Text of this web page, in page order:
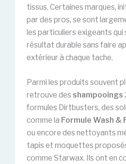
tissus. Certaines marques,
par des pros, se sont
les particuliers exigeants qui
résultat durable sans faire
extérieur à chaque tache.
Parmi les produits souvent
retrouve des shampooings
formules Dirtbusters, des
comme la Formule Wash &
ou encore des nettoyants
tapis et moquettes
comme Starwax. Ils ont en